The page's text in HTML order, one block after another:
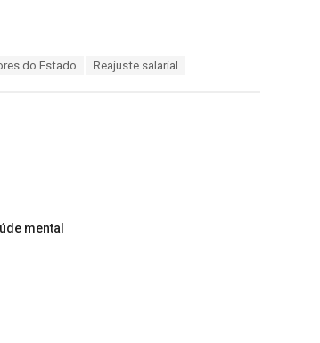
do Estado Reajuste salarial
mental